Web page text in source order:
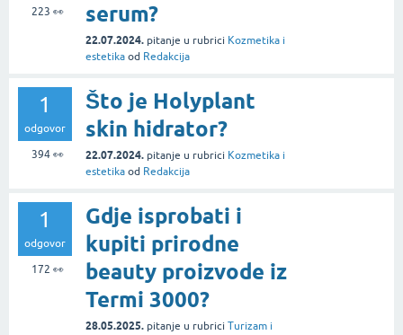
223 👀
serum?
22.07.2024. pitanje u rubrici Kozmetika i
estetika od Redakcija
1
odgovor
394👀
Što je Holyplant
skin hidrator?
22.07.2024. pitanje u rubrici Kozmetika i
estetika od Redakcija
1
odgovor
172 👀
Gdje isprobati i
kupiti prirodne
beauty proizvode iz
Termi 3000?
28.05.2025. pitanje u rubrici Turizam i